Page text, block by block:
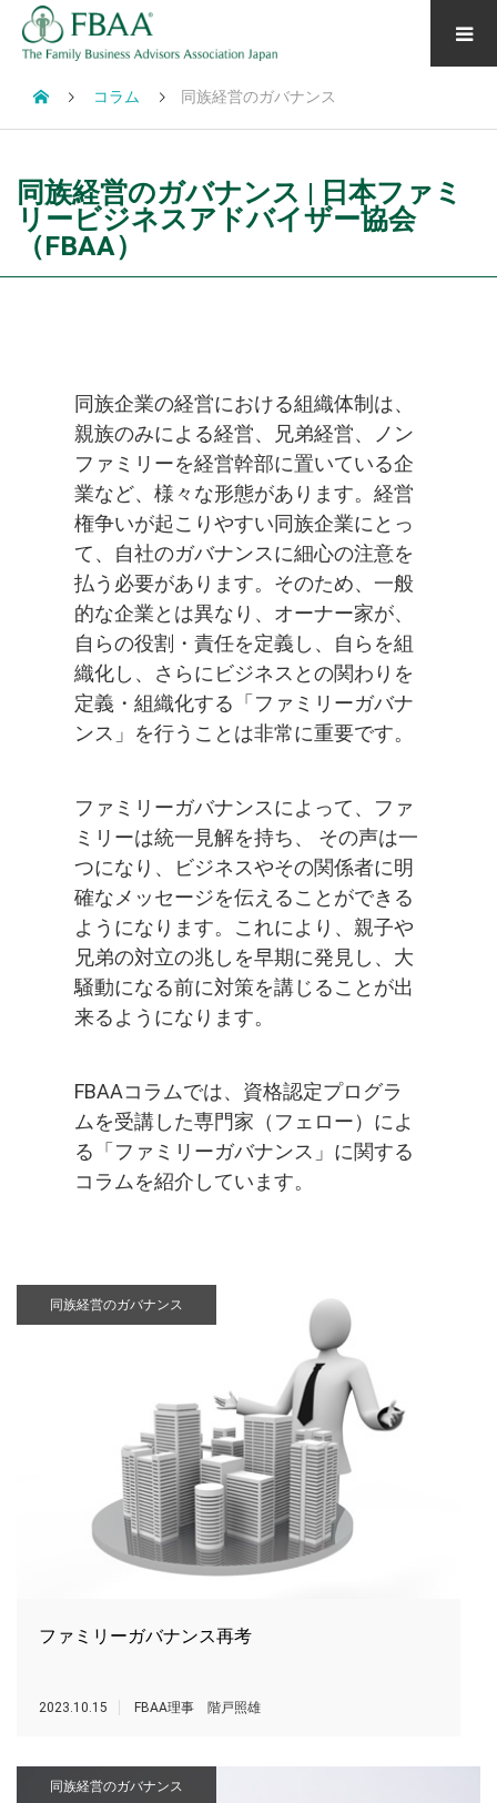
コラム 同族経営のガバナンス
同族経営のガバナンス | 日本ファミ
リービジネスアドバイザー協会
（FBAA）
同族企業の経営における組織体制は、
親族のみによる経営、兄弟経営、ノン
ファミリーを経営幹部に置いている企
業など、様々な形態があります。経営
権争いが起こりやすい同族企業にとっ
て、自社のガバナンスに細心の注意を
払う必要があります。そのため、一般
的な企業とは異なり、オーナー家が、
自らの役割・責任を定義し、自らを組
織化し、さらにビジネスとの関わりを
定義・組織化する「ファミリーガバナ
ンス」を行うことは非常に重要です。
ファミリーガバナンスによって、ファ
ミリーは統一見解を持ち、 その声は一
つになり、ビジネスやその関係者に明
確なメッセージを伝えることができる
ようになります。これにより、親子や
兄弟の対立の兆しを早期に発見し、大
騒動になる前に対策を講じることが出
来るようになります。
FBAAコラムでは、資格認定プログラ
ムを受講した専門家（フェロー）によ
る「ファミリーガバナンス」に関する
コラムを紹介しています。
同族経営のガバナンス
ファミリーガバナンス再考
2023.10.15 FBAA理事 階戸照雄
同族経営のガバナンス